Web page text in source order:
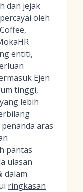
dan jejak
oleh
entiti,
Ejen
tinggi,
lebih
aras
pantas
ulasan
dalam
ringkasan